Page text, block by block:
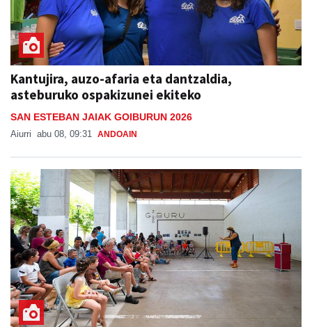
Kantujira, auzo-afaria eta dantzaldia,
asteburuko ospakizunei ekiteko
SAN ESTEBAN JAIAK GOIBURUN 2026
Aiurri abu 08, 09:31 ANDOAIN